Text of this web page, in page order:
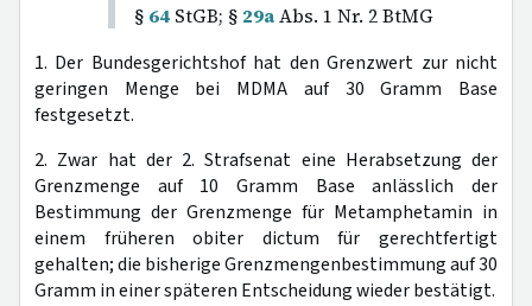
§ 64 StGB; § 29aAbs. 1 Nr. 2 BtMG
1. Der Bundesgerichtshof hat den Grenzwert zur nicht
geringen Menge bei MDMA auf 30 Gramm Base
festgesetzt.
2. Zwar hat der 2. Strafsenat eine Herabsetzung der
Grenzmenge auf 10 Gramm Base anlässlich der
Bestimmung der Grenzmenge für Metamphetamin in
einem früheren obiter dictum für gerechtfertigt
gehalten; die bisherige Grenzmengenbestimmung auf 30
Gramm in einer späteren Entscheidung wieder bestätigt.